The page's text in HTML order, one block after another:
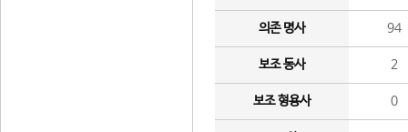
의존 명사 94
보조 동사 2
보조 형용사 0